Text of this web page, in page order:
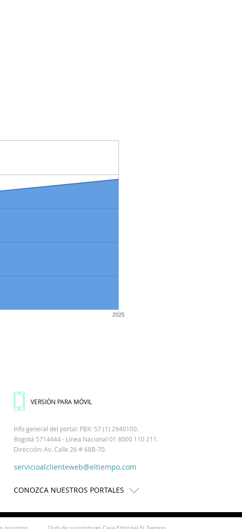
2025
VERSIÓN PARA MÓVIL
Info general del portal: PBX: 57 (1) 2940100.
Bogotá 5714444 - Línea Nacional 01 8000 110 211.
Dirección: Av. Calle 26 # 68B-70.
servicioalclienteweb@eltiempo.com
CONOZCA NUESTROS PORTALES